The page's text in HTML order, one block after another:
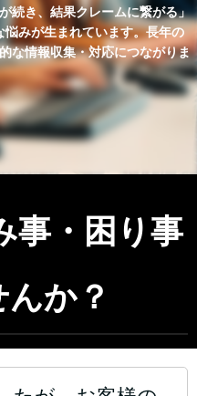
続き、結果クレームに繋がる」
みが生まれています。長年の
な情報収集・対応につながりま
事・困り事
か？